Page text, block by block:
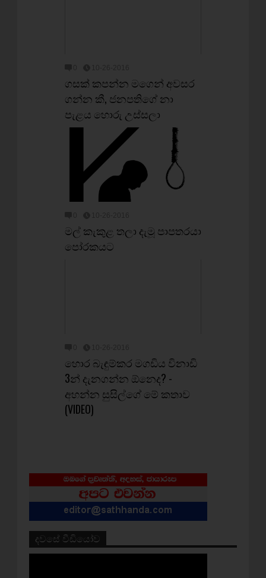
ගසක් කපන්න මගෙන් අවසර
ගන්න කී, ජනපතිගේ නා
පැළය හොරු උස්සලා
මල් කැකුළ තලා දැමූ පාපතරයා
පෝරකයට
හොර බැඳුම්කර මගඩිය විනාඩි
3න් දැනගන්න ඕනෙද? -
අහන්න සුසිල්ගේ මේ කතාව
(VIDEO)
දවසේ වීඩියෝව